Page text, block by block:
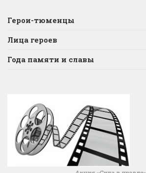
Герои-тюменцы
Лица героев
Года памяти и славы